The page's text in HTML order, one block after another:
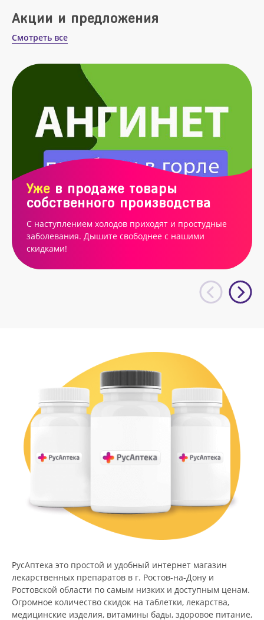
Акции и предложения
Смотреть все
Уже в продаже товары
собственного производства
С наступлением холодов приходят и простудные
заболевания. Дышите свободнее с нашими
скидками!
РусАптека это простой и удобный интернет магазин
лекарственных препаратов в г. Ростов-на-Дону и
Ростовской области по самым низких и доступным ценам.
Огромное количество скидок на таблетки, лекарства,
медицинские изделия, витамины бады, здоровое питание,